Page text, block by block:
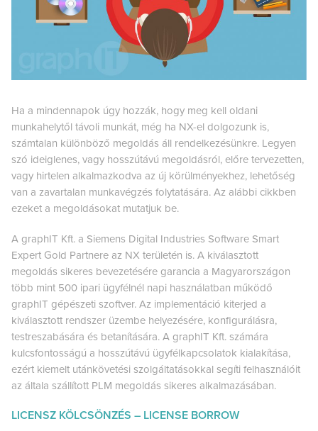
Ha a mindennapok úgy hozzák, hogy meg kell oldani
munkahelytől távoli munkát, még ha NX-el dolgozunk is,
számtalan különböző megoldás áll rendelkezésünkre. Legyen
szó ideiglenes, vagy hosszútávú megoldásról, előre tervezetten,
vagy hirtelen alkalmazkodva az új körülményekhez, lehetőség
van a zavartalan munkavégzés folytatására. Az alábbi cikkben
ezeket a megoldásokat mutatjuk be.
A graphIT Kft. a Siemens Digital Industries Software Smart
Expert Gold Partnere az NX területén is. A kiválasztott
megoldás sikeres bevezetésére garancia a Magyarországon
több mint 500 ipari ügyfélnél napi használatban működő
graphIT gépészeti szoftver. Az implementáció kiterjed a
kiválasztott rendszer üzembe helyezésére, konfigurálásra,
testreszabására és betanítására. A graphIT Kft. számára
kulcsfontosságú a hosszútávú ügyfélkapcsolatok kialakítása,
ezért kiemelt utánkövetési szolgáltatásokkal segíti felhasználóit
az általa szállított PLM megoldás sikeres alkalmazásában.
LICENSZ KÖLCSÖNZÉS – LICENSE BORROW